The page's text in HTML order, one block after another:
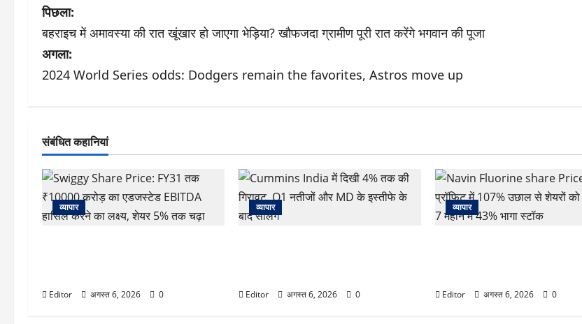
पो
स्ट
ने
गे
श
न
पिछला:
बहराइच में अमावस्या की रात खूंखार हो जाएगा भेड़िया? खौफजदा ग्रामीण पूरी रात करेंगे भगवान की पूजा
अगला:
2024 World Series odds: Dodgers remain the favorites, Astros move up
संबंधित कहानियां
व्यापार
Editor अगस्त 6, 2026 0
व्यापार
Editor अगस्त 6, 2026 0
व्यापार
Editor अगस्त 6, 2026 0